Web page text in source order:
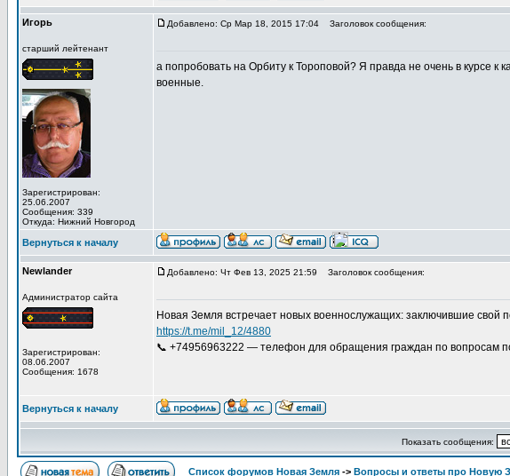
Игорь
старший лейтенант
Зарегистрирован:
25.06.2007
Сообщения: 339
Откуда: Нижний Новгород
Добавлено: Ср Мар 18, 2015 17:04 Заголовок сообщения:
а попробовать на Орбиту к Тороповой? Я правда не очень в курсе
военные.
Вернуться к началу
Newlander
Администратор сайта
Зарегистрирован:
08.06.2007
Сообщения: 1678
Добавлено: Чт Фев 13, 2025 21:59 Заголовок сообщения:
Новая Земля встречает новых военнослужащих: заключившие свой
https://t.me/mil_12/4880
📞 +74956963222 — телефон для обращения граждан по вопросам
Вернуться к началу
Показать сообщения:
Список форумов Новая Земля -> Вопросы и ответы про Новую